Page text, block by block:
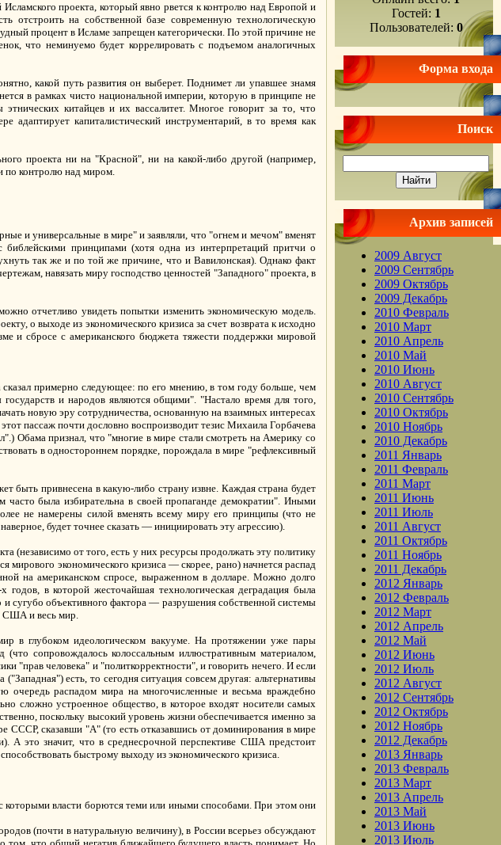
проекта, который явно рвется к контролю над Европой и
отстроить на собственной базе современную технологическую
процент в Исламе запрещен категорически. По этой причине не
что неминуемо будет коррелировать с подъемом аналогичных
какой путь развития он выберет. Поднимет ли упавшее знамя
в рамках чисто национальной империи, которую в принципе не
китайцев и их вассалитет. Многое говорит за то, что
адаптирует капиталистический инструментарий, в то время как
проекта ни на "Красной", ни на какой-либо другой (например,
по контролю над миром.
и универсальные в мире" и заявляли, что "огнем и мечом" вменят
библейскими принципами (хотя одна из интерпретаций притчи о
так же и по той же причине, что и Вавилонская). Однако факт
навязать миру господство ценностей "Западного" проекта, в
отчетливо увидеть попытки изменить экономическую модель.
о выходе из экономического кризиса за счет возврата к исходно
и сбросе с американского бюджета тяжести поддержки мировой
примерно следующее: по его мнению, в том году больше, чем
и народов являются общими". "Настало время для того,
новую эру сотрудничества, основанную на взаимных интересах
пассаж почти дословно воспроизводит тезис Михаила Горбачева
Обама признал, что "многие в мире стали смотреть на Америку со
в одностороннем порядке, порождала в мире "рефлексивный
быть привнесена в какую-либо страну извне. Каждая страна будет
была избирательна в своей пропаганде демократии". Иными
не намерены силой вменять всему миру его принципы (что не
будет точнее сказать — инициировать эту агрессию).
от того, есть у них ресурсы продолжать эту политику
мирового экономического кризиса — скорее, рано) начнется распад
на американском спросе, выраженном в долларе. Можно долго
в которой жесточайшая технологическая деградация была
и сугубо объективного фактора — разрушения собственной системы
США и весь мир.
в глубоком идеологическом вакууме. На протяжении уже пары
сопровождалось колоссальным иллюстративным материалом,
"прав человека" и "политкорректности", и говорить нечего. И если
есть, то сегодня ситуация совсем другая: альтернативы
очередь распадом мира на многочисленные и весьма враждебно
сложно устроенное общество, в которое входят носители самых
поскольку высокий уровень жизни обеспечивается именно за
СССР, сказавши "А" (то есть отказавшись от доминирования в мире
А это значит, что в среднесрочной перспективе США предстоит
быстрому выходу из экономического кризиса.
власти борются теми или иными способами. При этом они
(почти в натуральную величину), в России всерьез обсуждают
Гостей: 1
Пользователей: 0
Форма входа
Поиск
Архив записей
2009 Август
2009 Сентябрь
2009 Октябрь
2009 Декабрь
2010 Февраль
2010 Март
2010 Апрель
2010 Май
2010 Июнь
2010 Август
2010 Сентябрь
2010 Октябрь
2010 Ноябрь
2010 Декабрь
2011 Январь
2011 Февраль
2011 Март
2011 Июнь
2011 Июль
2011 Август
2011 Октябрь
2011 Ноябрь
2011 Декабрь
2012 Январь
2012 Февраль
2012 Март
2012 Апрель
2012 Май
2012 Июнь
2012 Июль
2012 Август
2012 Сентябрь
2012 Октябрь
2012 Ноябрь
2012 Декабрь
2013 Январь
2013 Февраль
2013 Март
2013 Апрель
2013 Май
2013 Июнь
2013 Июль